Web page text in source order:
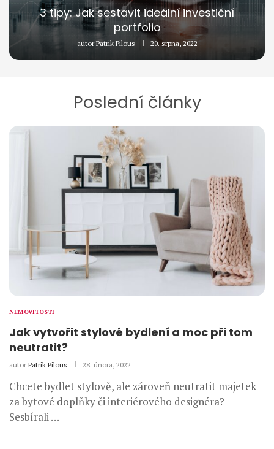
3 tipy: Jak sestavit ideální investiční
portfolio
autorPatrik Pilous 20. srpna, 2022
Poslední články
NEMOVITOSTI
Jak vytvořit stylové bydlení a moc při tom
neutratit?
autor Patrik Pilous 28. února, 2022
Chcete bydlet stylově, ale zároveň neutratit majetek
za bytové doplňky či interiérového designéra?
Sesbírali …